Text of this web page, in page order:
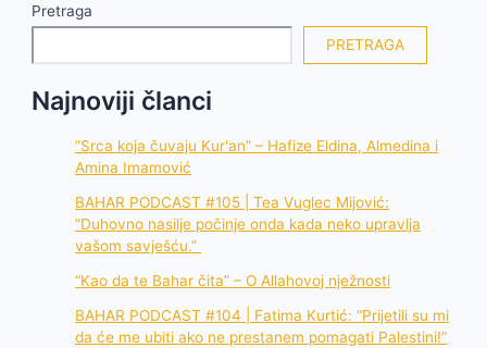
Pretraga
PRETRAGA
Najnoviji članci
“Srca koja čuvaju Kur'an” – Hafize Eldina, Almedina i
Amina Imamović
BAHAR PODCAST #105 | Tea Vuglec Mijović:
“Duhovno nasilje počinje onda kada neko upravlja
vašom savješću.”
“Kao da te Bahar čita” – O Allahovoj nježnosti
BAHAR PODCAST #104 | Fatima Kurtić: “Prijetili su mi
da će me ubiti ako ne prestanem pomagati Palestini!”